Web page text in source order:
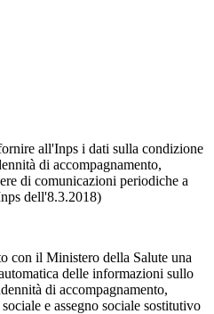
all'Inps i dati sulla condizione
di accompagnamento,
di comunicazioni periodiche a
dell'8.3.2018)
con il Ministero della Salute una
delle informazioni sullo
di accompagnamento,
e assegno sociale sostitutivo